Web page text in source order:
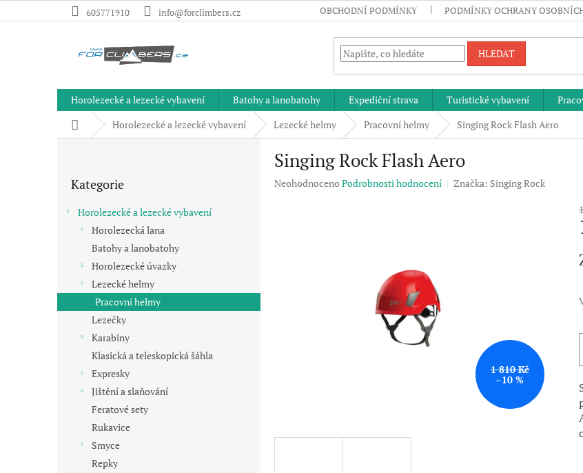
na
605771910 info@forclimbers.cz OBCHODNÍ PODMÍNKY PODMÍNKY OCHRANY
HLEDAT
Horolezecké a lezecké vybavení Batohy a lanobatohy Expediční strava Turistické vybavení
Domů Horolezecké a lezecké vybavení Lezecké helmy Pracovní helmy Singing Rock Flash Aero
a
n
kategorie
Kategorie
Horolezecké a lezecké vybavení
Horolezecká lana
Batohy a lanobatohy
Horolezecké úvazky
Lezecké helmy
Pracovní helmy
Lezečky
Karabiny
Klasická a teleskopická šáhla
Expresky
Jištění a slaňování
Feratové sety
Rukavice
Smyce
Repky
Singing Rock Flash Aero
Průměrné
Neohodnoceno Podrobnosti hodnocení Značka: Singing Rock
1 810 Kč
–10 %